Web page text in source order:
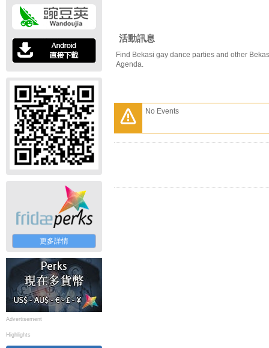
更多詳情
Advertisement
Highlights
活動訊息
Find Bekasi gay dance parties and other
Agenda.
No Events